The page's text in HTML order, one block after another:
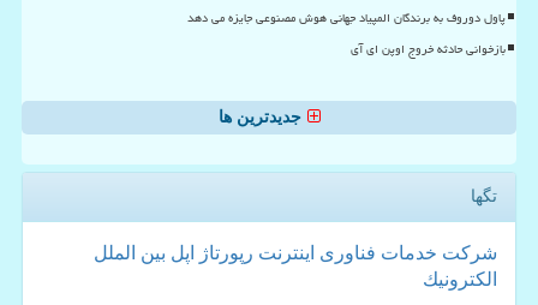
پاول دوروف به برندگان المپیاد جهانی هوش مصنوعی جایزه می دهد
بازخوانی حادثه خروج اوپن ای آی
جدیدترین ها
تگها
شركت خدمات فناوری اینترنت رپورتاژ اپل بین الملل
الكترونیك